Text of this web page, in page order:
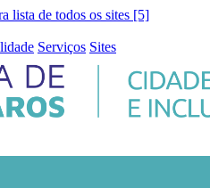
lista de todos os sites [5]
Serviços Sites